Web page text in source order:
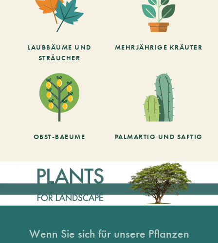
LAUBBÄUME UND
STRÄUCHER
MEHRJÄHRIGE KRÄUTER
OBST-BAEUME PALMARTIG UND SAFTIG
Wenn Sie sich für unsere Pflanzen